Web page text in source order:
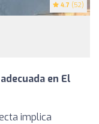
4.7 (52)
en El
implica